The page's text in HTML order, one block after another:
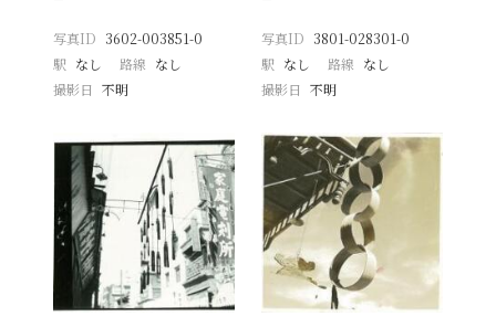
写真ID 3602-003851-0
駅 なし 路線 なし
撮影日
不明
写真ID 3801-028301-0
駅 なし 路線 なし
撮影日 不明